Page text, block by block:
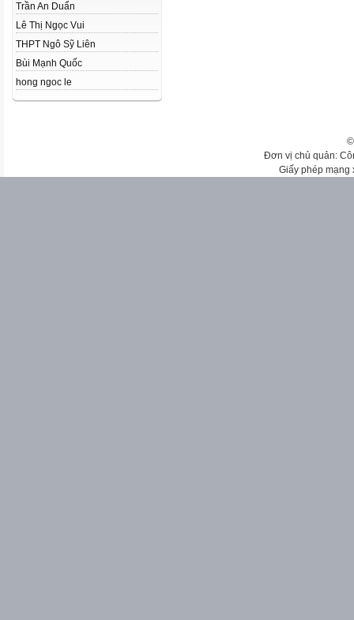
Trần An Duẩn
Lê Thị Ngọc Vui
THPT Ngô Sỹ Liên
Bùi Mạnh Quốc
hong ngoc le
Đơn vị chủ quản:
Giấy phép mạng